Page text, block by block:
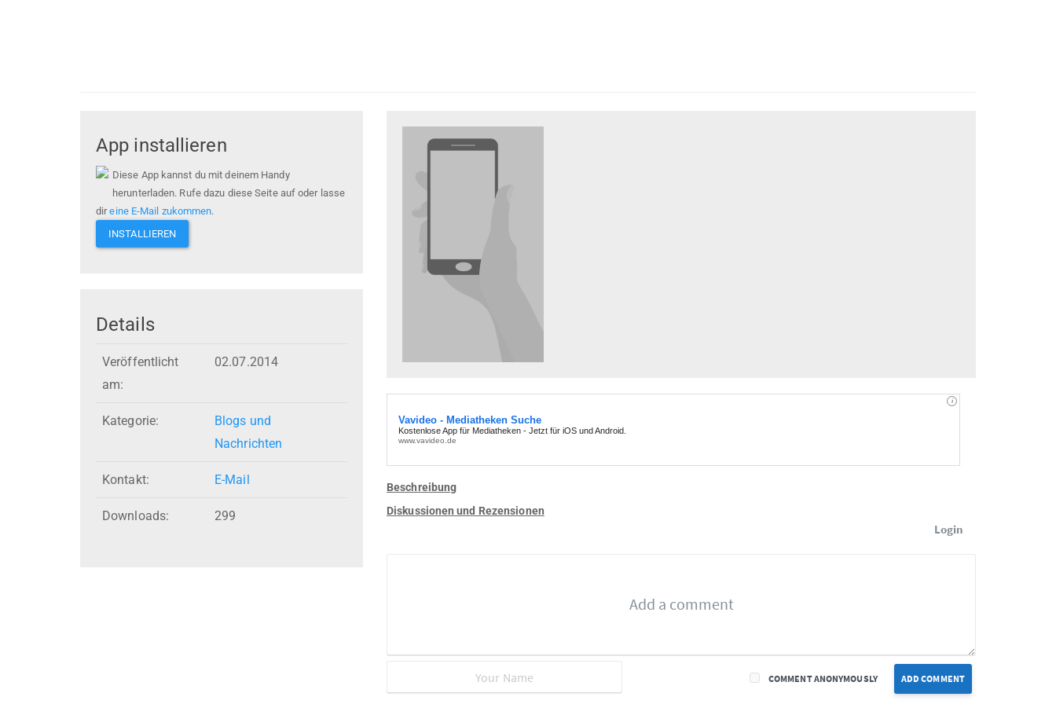
App installieren
Diese App kannst du mit deinem Handy
herunterladen. Rufe dazu diese Seite auf oder lasse
direine E-Mail zukommen.
INSTALLIEREN
Details
Veröffentlicht
am:
02.07.2014
Kategorie:
Blogs und
Nachrichten
Kontakt: E-Mail
Downloads: 299
Beschreibung
Diskussionen und Rezensionen
Login
ADD COMMENT
COMMENT ANONYMOUSLY